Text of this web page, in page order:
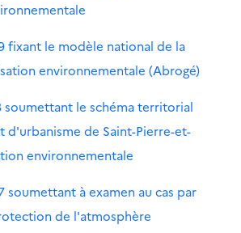
fixant le modèle national de la
environnementale (Abrogé)
soumettant le schéma territorial
d'urbanisme de Saint-Pierre-et-
environnementale
soumettant à examen au cas par
de l'atmosphère